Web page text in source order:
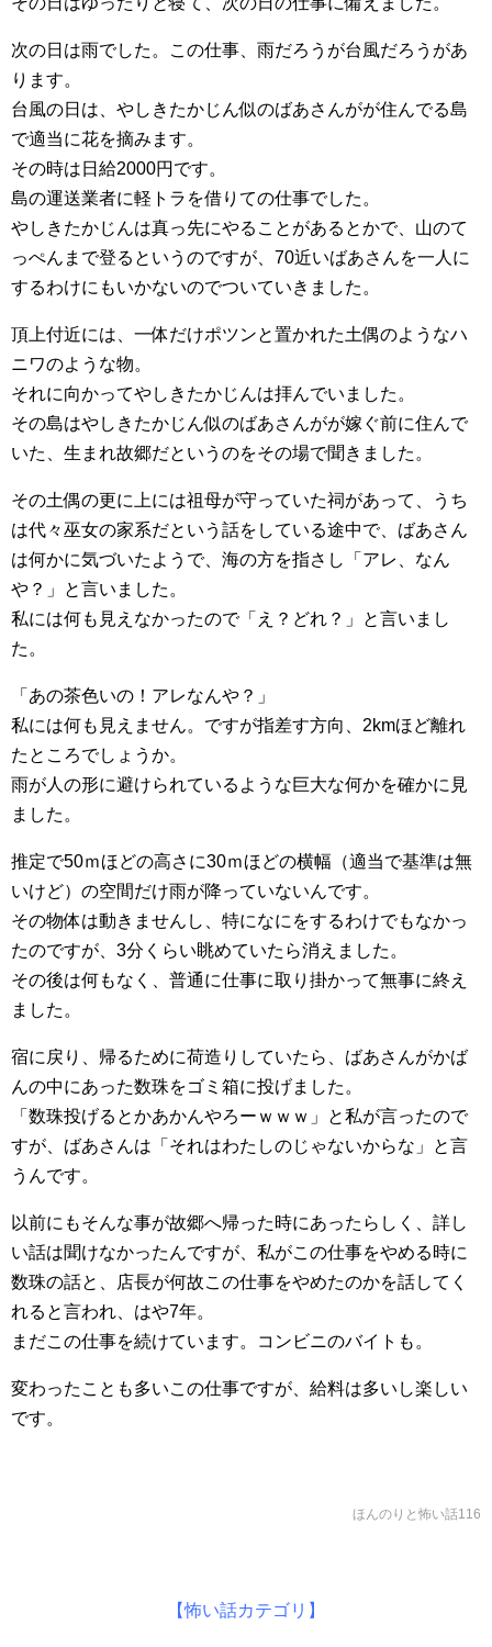
次の日は雨でした。この仕事、雨だろうが台風だろうがあ
ります。
台風の日は、やしきたかじん似のばあさんがが住んでる島
で適当に花を摘みます。
その時は日給2000円です。
島の運送業者に軽トラを借りての仕事でした。
やしきたかじんは真っ先にやることがあるとかで、山のて
っぺんまで登るというのですが、70近いばあさんを一人に
するわけにもいかないのでついていきました。
頂上付近には、一体だけポツンと置かれた土偶のようなハ
ニワのような物。
それに向かってやしきたかじんは拝んでいました。
その島はやしきたかじん似のばあさんがが嫁ぐ前に住んで
いた、生まれ故郷だというのをその場で聞きました。
その土偶の更に上には祖母が守っていた祠があって、うち
は代々巫女の家系だという話をしている途中で、ばあさん
は何かに気づいたようで、海の方を指さし「アレ、なん
や？」と言いました。
私には何も見えなかったので「え？どれ？」と言いまし
た。
「あの茶色いの！アレなんや？」
私には何も見えません。ですが指差す方向、2kmほど離れ
たところでしょうか。
雨が人の形に避けられているような巨大な何かを確かに見
ました。
推定で50ｍほどの高さに30ｍほどの横幅（適当で基準は無
いけど）の空間だけ雨が降っていないんです。
その物体は動きませんし、特になにをするわけでもなかっ
たのですが、3分くらい眺めていたら消えました。
その後は何もなく、普通に仕事に取り掛かって無事に終え
ました。
宿に戻り、帰るために荷造りしていたら、ばあさんがかば
んの中にあった数珠をゴミ箱に投げました。
「数珠投げるとかあかんやろーｗｗｗ」と私が言ったので
すが、ばあさんは「それはわたしのじゃないからな」と言
うんです。
以前にもそんな事が故郷へ帰った時にあったらしく、詳し
い話は聞けなかったんですが、私がこの仕事をやめる時に
数珠の話と、店長が何故この仕事をやめたのかを話してく
れると言われ、はや7年。
まだこの仕事を続けています。コンビニのバイトも。
変わったことも多いこの仕事ですが、給料は多いし楽しい
です。
ほんのりと怖い話116
【怖い話カテゴリ】